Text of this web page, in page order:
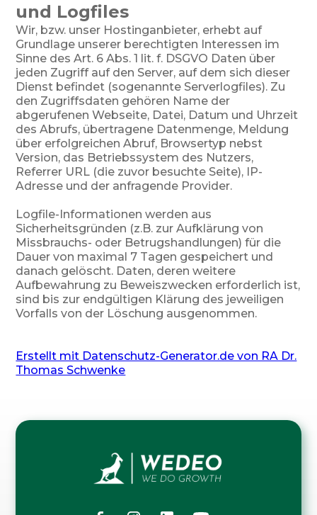
und Logfiles
Wir, bzw. unser Hostinganbieter, erhebt auf
Grundlage unserer berechtigten Interessen im
Sinne des Art. 6 Abs. 1 lit. f. DSGVO Daten über
jeden Zugriff auf den Server, auf dem sich dieser
Dienst befindet (sogenannte Serverlogfiles). Zu
den Zugriffsdaten gehören Name der
abgerufenen Webseite, Datei, Datum und Uhrzeit
des Abrufs, übertragene Datenmenge, Meldung
über erfolgreichen Abruf, Browsertyp nebst
Version, das Betriebssystem des Nutzers,
Referrer URL (die zuvor besuchte Seite), IP-
Adresse und der anfragende Provider.
Logfile-Informationen werden aus
Sicherheitsgründen (z.B. zur Aufklärung von
Missbrauchs- oder Betrugshandlungen) für die
Dauer von maximal 7 Tagen gespeichert und
danach gelöscht. Daten, deren weitere
Aufbewahrung zu Beweiszwecken erforderlich ist,
sind bis zur endgültigen Klärung des jeweiligen
Vorfalls von der Löschung ausgenommen.
Erstellt mit Datenschutz-Generator.de von RA Dr.
Thomas Schwenke